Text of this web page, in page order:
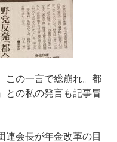
この一言で総崩れ。都
との私の発言も記事冒
連会長が年金改革の目